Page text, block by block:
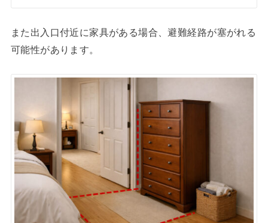
また出入口付近に家具がある場合、避難経路が塞がれる
可能性があります。